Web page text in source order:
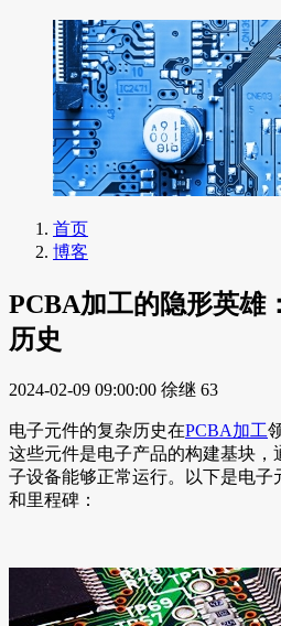
首页
博客
PCBA加工的隐形英雄
历史
2024-02-09 09:00:00 徐继 63
电子元件的复杂历史在PCBA加工
这些元件是电子产品的构建基块，
子设备能够正常运行。以下是电子
和里程碑：